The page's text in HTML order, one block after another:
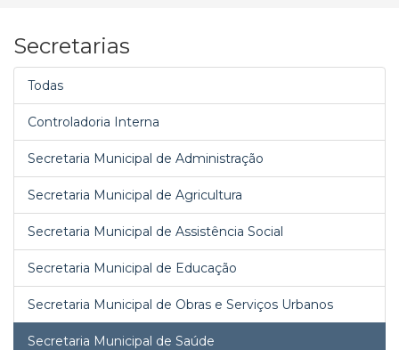
Secretarias
Todas
Controladoria Interna
Secretaria Municipal de Administração
Secretaria Municipal de Agricultura
Secretaria Municipal de Assistência Social
Secretaria Municipal de Educação
Secretaria Municipal de Obras e Serviços Urbanos
Secretaria Municipal de Saúde